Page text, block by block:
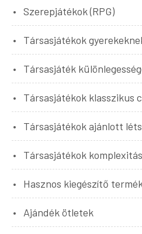
Szerepjátékok (RPG)
Társasjátékok
Társasjáték
Társasjátékok klasszikus
Társasjátékok ajánlott
Társasjátékok
Hasznos kiegészítő
Ajándék ötletek